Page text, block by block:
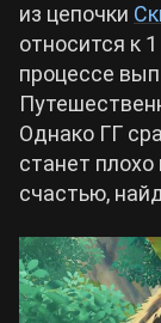
Arknights:
Crimson
Zenless
Kingdom
Билды
Билды
Билды
Билды
Фильмы и
из цепочки
относится к
процессе
Однако ГГ
станет плохо
счастью,